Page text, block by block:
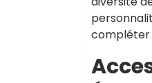
compléter